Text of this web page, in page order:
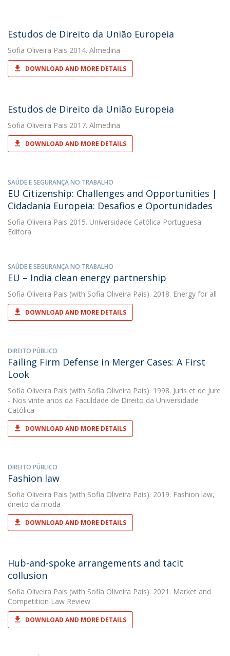
Estudos de Direito da União Europeia
Sofia Oliveira Pais 2014. Almedina
DOWNLOAD AND MORE DETAILS
Estudos de Direito da União Europeia
Sofia Oliveira Pais 2017. Almedina
DOWNLOAD AND MORE DETAILS
SAÚDE E SEGURANÇA NO TRABALHO
EU Citizenship: Challenges and Opportunities |
Cidadania Europeia: Desafios e Oportunidades
Sofia Oliveira Pais 2015. Universidade Católica Portuguesa
Editora
SAÚDE E SEGURANÇA NO TRABALHO
EU – India clean energy partnership
Sofia Oliveira Pais (with Sofia Oliveira Pais). 2018. Energy for all
DOWNLOAD AND MORE DETAILS
DIREITO PÚBLICO
Failing Firm Defense in Merger Cases: A First
Look
Sofia Oliveira Pais (with Sofia Oliveira Pais). 1998. Juris et de Jure
- Nos vinte anos da Faculdade de Direito da Universidade
Católica
DOWNLOAD AND MORE DETAILS
DIREITO PÚBLICO
Fashion law
Sofia Oliveira Pais (with Sofia Oliveira Pais). 2019. Fashion law,
direito da moda
DOWNLOAD AND MORE DETAILS
Hub-and-spoke arrangements and tacit
collusion
Sofia Oliveira Pais (with Sofia Oliveira Pais). 2021. Market and
Competition Law Review
DOWNLOAD AND MORE DETAILS